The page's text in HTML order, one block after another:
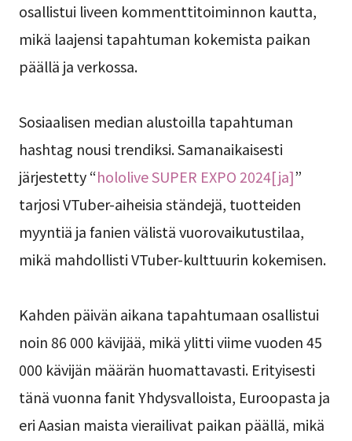
osallistui liveen kommenttitoiminnon kautta,
mikä laajensi tapahtuman kokemista paikan
päällä ja verkossa.
Sosiaalisen median alustoilla tapahtuman
hashtag nousi trendiksi. Samanaikaisesti
järjestetty “hololive SUPER EXPO 2024[ja]”
tarjosi VTuber-aiheisia ständejä, tuotteiden
myyntiä ja fanien välistä vuorovaikutustilaa,
mikä mahdollisti VTuber-kulttuurin kokemisen.
Kahden päivän aikana tapahtumaan osallistui
noin 86 000 kävijää, mikä ylitti viime vuoden 45
000 kävijän määrän huomattavasti. Erityisesti
tänä vuonna fanit Yhdysvalloista, Euroopasta ja
eri Aasian maista vierailivat paikan päällä, mikä